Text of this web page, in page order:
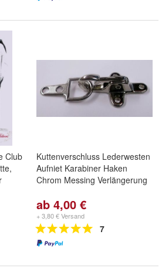
Club
Kuttenverschluss Lederwesten
Aufniet Karabiner Haken
Chrom Messing Verlängerung
ab 4,00 €
+ 3,80 € Versand
7